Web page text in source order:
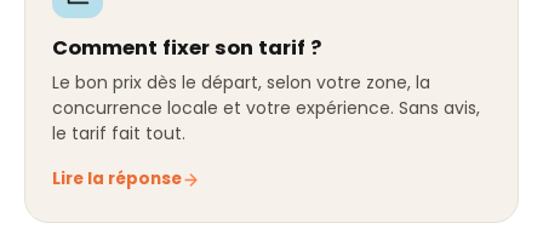
Comment fixer son tarif ?
Le bon prix dès le départ, selon votre zone, la
concurrence locale et votre expérience. Sans avis,
le tarif fait tout.
Lire la réponse